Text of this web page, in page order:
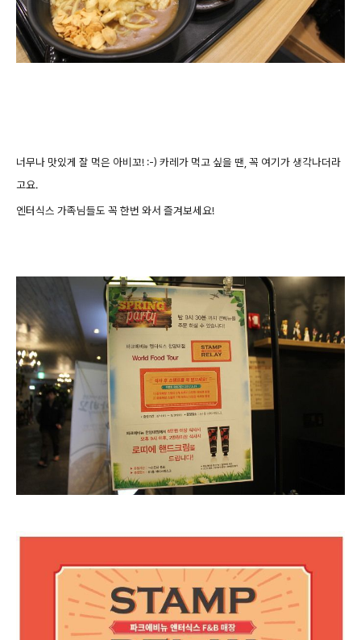
너무나 맛있게 잘 먹은 아비꼬! :-) 카레가 먹고 싶을 땐, 꼭 여기가 생각나더라
고요.
엔터식스 가족님들도 꼭 한번 와서 즐겨보세요!